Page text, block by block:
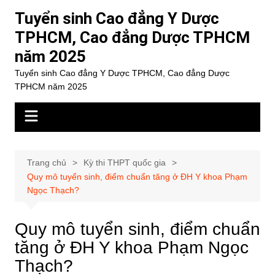
dung
Tuyển sinh Cao đẳng Y Dược
TPHCM, Cao đẳng Dược TPHCM
năm 2025
Tuyển sinh Cao đẳng Y Dược TPHCM, Cao đẳng Dược
TPHCM năm 2025
Trang chủ
Kỳ thi THPT quốc gia
Quy mô tuyển sinh, điểm chuẩn tăng ở ĐH Y khoa Phạm
Ngọc Thạch?
Quy mô tuyển sinh, điểm chuẩn
tăng ở ĐH Y khoa Phạm Ngọc
Thạch?